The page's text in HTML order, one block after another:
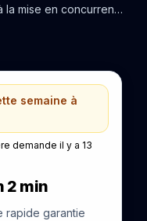
mise en concurrence
semaine à
demande il y a 13
2 min
rapide garantie